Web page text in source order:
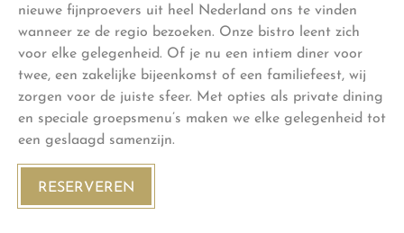
nieuwe fijnproevers uit heel Nederland ons te vinden
wanneer ze de regio bezoeken. Onze bistro leent zich
voor elke gelegenheid. Of je nu een intiem diner voor
twee, een zakelijke bijeenkomst of een familiefeest, wij
zorgen voor de juiste sfeer. Met opties als private dining
en speciale groepsmenu’s maken we elke gelegenheid tot
een geslaagd samenzijn.
RESERVEREN